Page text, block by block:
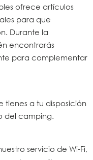
ofreceartículos
para que
Durante la
encontrarás
para complementar
tienes a tu disposición
del camping.
servicio de Wi-Fi,